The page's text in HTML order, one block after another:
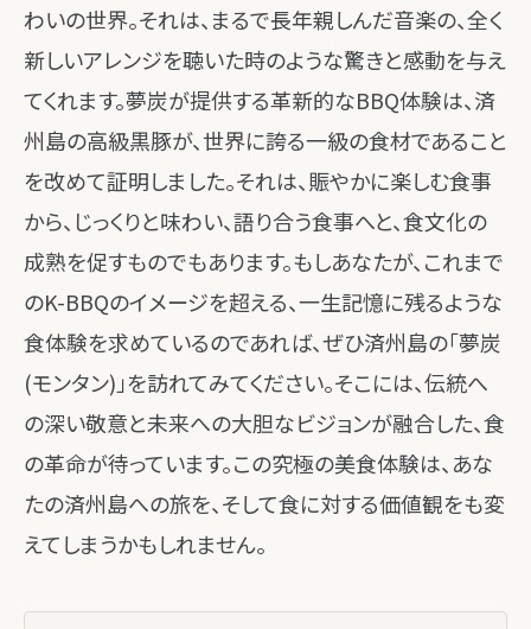
わいの世界。それは、まるで長年親しんだ音楽の、全く
新しいアレンジを聴いた時のような驚きと感動を与え
てくれます。夢炭が提供する革新的なBBQ体験は、済
州島の高級黒豚が、世界に誇る一級の食材であること
を改めて証明しました。それは、賑やかに楽しむ食事
から、じっくりと味わい、語り合う食事へと、食文化の
成熟を促すものでもあります。もしあなたが、これまで
のK-BBQのイメージを超える、一生記憶に残るような
食体験を求めているのであれば、ぜひ済州島の「夢炭
(モンタン)」を訪れてみてください。そこには、伝統へ
の深い敬意と未来への大胆なビジョンが融合した、食
の革命が待っています。この究極の美食体験は、あな
たの済州島への旅を、そして食に対する価値観をも変
えてしまうかもしれません。